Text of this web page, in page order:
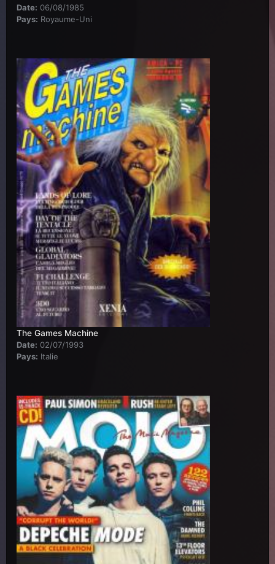
Date: 06/08/1985
Pays: Royaume-Uni
The Games Machine
Date: 02/07/1993
Pays: Italie